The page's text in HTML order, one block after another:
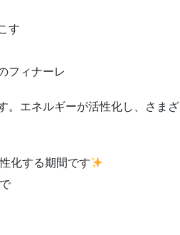
す
フィナーレ
。 エネルギーが活性化し、さま
化する期間です